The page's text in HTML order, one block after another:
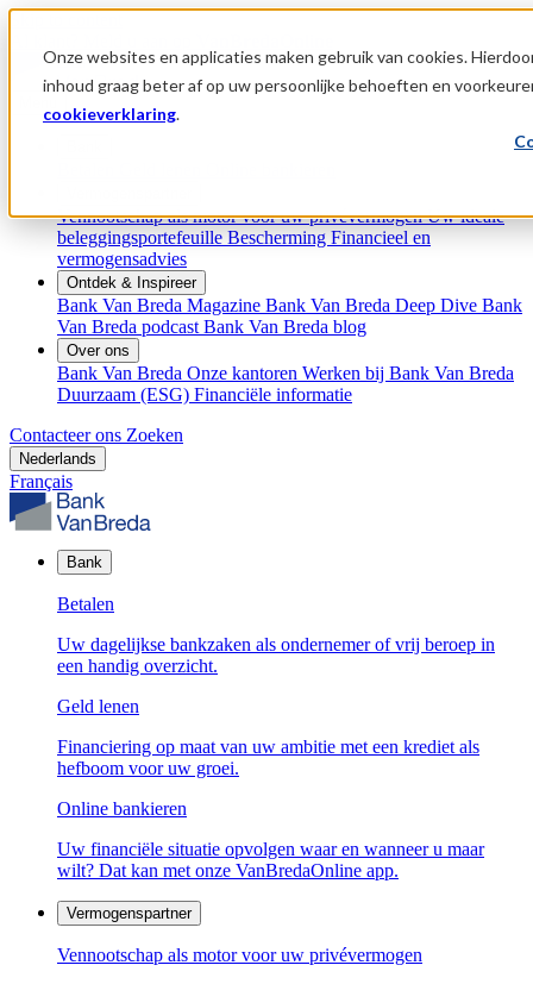
Onze websites en applicaties maken gebruik van cookies.
inhoud graag beter af op uw persoonlijke behoeften en
cookieverklaring.
Skip to content
Vennootschap als motor voor uw privévermogenUw ideale
beleggingsportefeuille Bescherming Financieel en
vermogensadvies
Ontdek & Inspireer
Bank Van Breda Magazine Bank Van Breda Deep Dive Bank
Van Breda podcast Bank Van Breda blog
Over ons
Bank Van Breda Onze kantoren Werken bij Bank Van Breda
Duurzaam (ESG) Financiële informatie
Contacteer ons Zoeken
Nederlands
Français
Bank
Betalen
Uw dagelijkse bankzaken als ondernemer of vrij beroep in
een handig overzicht.
Geld lenen
Financiering op maat van uw ambitie met een krediet als
hefboom voor uw groei.
Online bankieren
Uw financiële situatie opvolgen waar en wanneer u maar
wilt? Dat kan met onze VanBredaOnline app.
Vermogenspartner
Vennootschap als motor voor uw privévermogen